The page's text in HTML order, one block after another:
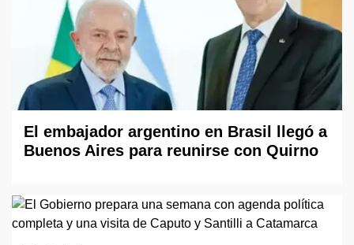
El embajador argentino en Brasil llegó a
Buenos Aires para reunirse con Quirno